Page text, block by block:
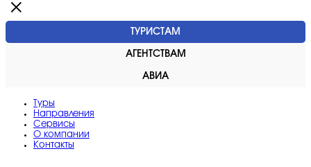
ТУРИСТАМ
АГЕНТСТВАМ
АВИА
Туры
Направления
Сервисы
O компании
Контакты